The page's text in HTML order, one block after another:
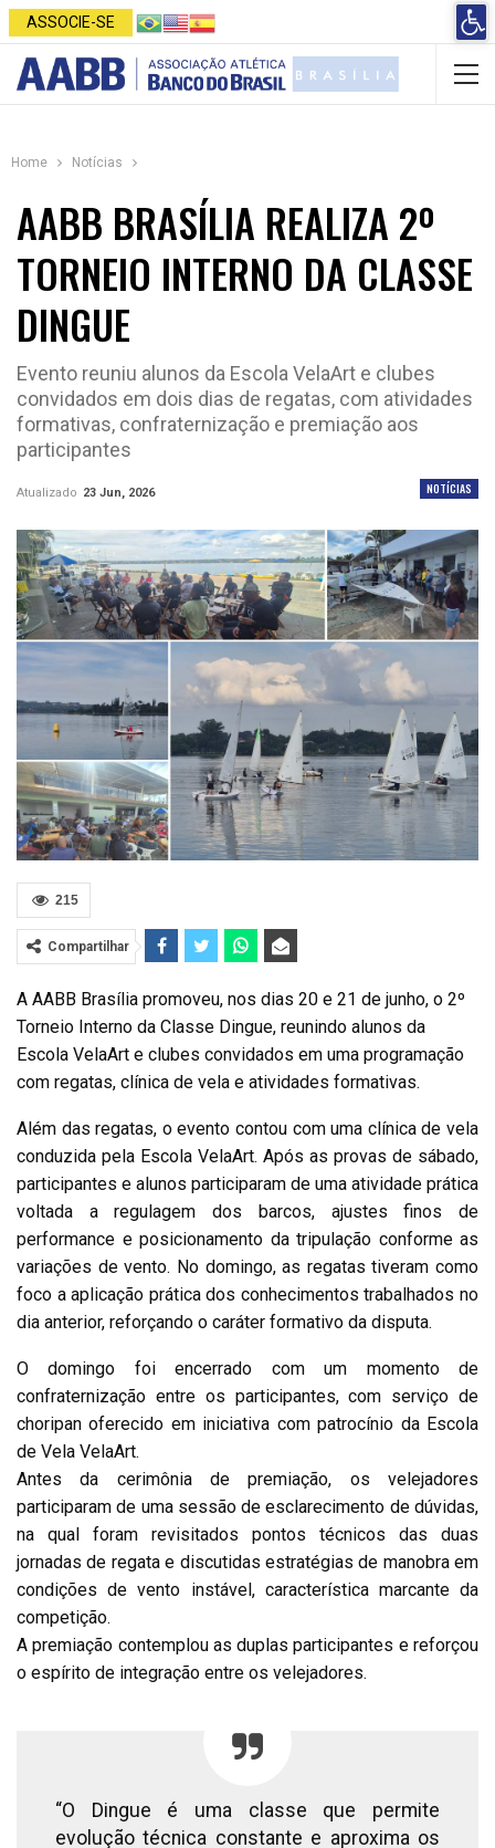
ASSOCIE-SE
Home Notícias
AABB BRASÍLIA REALIZA 2º
TORNEIO INTERNO DA CLASSE
DINGUE
Evento reuniu alunos da Escola VelaArt e clubes
convidados em dois dias de regatas, com atividades
formativas, confraternização e premiação aos
participantes
NOTÍCIAS
Atualizado 23 Jun, 2026
215
Compartilhar
A AABB Brasília promoveu, nos dias 20 e 21 de junho, o 2º
Torneio Interno da Classe Dingue, reunindo alunos da
Escola VelaArt e clubes convidados em uma programação
com regatas, clínica de vela e atividades formativas.
Além das regatas, o evento contou com uma clínica de vela
conduzida pela Escola VelaArt. Após as provas de sábado,
participantes e alunos participaram de uma atividade prática
voltada a regulagem dos barcos, ajustes finos de
performance e posicionamento da tripulação conforme as
variações de vento. No domingo, as regatas tiveram como
foco a aplicação prática dos conhecimentos trabalhados no
dia anterior, reforçando o caráter formativo da disputa.
O domingo foi encerrado com um momento de
confraternização entre os participantes, com serviço de
choripan oferecido em iniciativa com patrocínio da Escola
de Vela VelaArt.
Antes da cerimônia de premiação, os velejadores
participaram de uma sessão de esclarecimento de dúvidas,
na qual foram revisitados pontos técnicos das duas
jornadas de regata e discutidas estratégias de manobra em
condições de vento instável, característica marcante da
competição.
A premiação contemplou as duplas participantes e reforçou
o espírito de integração entre os velejadores.
“O Dingue é uma classe que permite
evolução técnica constante e aproxima os